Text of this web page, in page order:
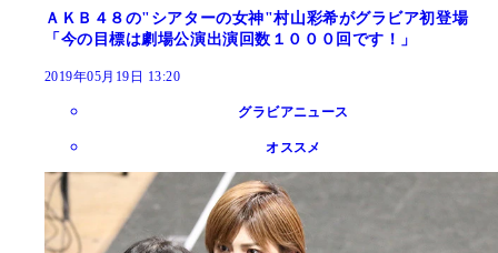
ＡＫＢ４８の"シアターの女神"村山彩希がグラビア初登場
「今の目標は劇場公演出演回数１０００回です！」
2019年05月19日 13:20
グラビアニュース
オススメ